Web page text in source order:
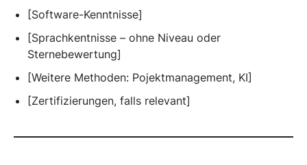
[Software-Kenntnisse]
[Sprachkentnisse – ohne Niveau oder
Sternebewertung]
[Weitere Methoden: Pojektmanagement, KI]
[Zertifizierungen, falls relevant]